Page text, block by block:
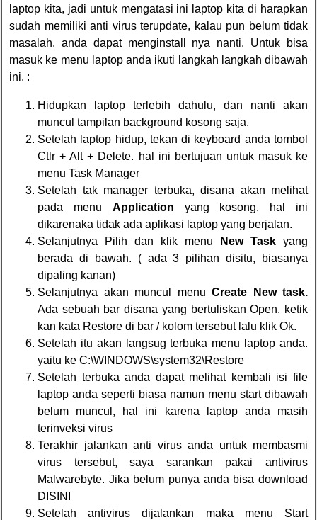
laptop kita, jadi untuk mengatasi ini laptop kita di harapkan
sudah memiliki anti virus terupdate, kalau pun belum tidak
masalah. anda dapat menginstall nya nanti. Untuk bisa
masuk ke menu laptop anda ikuti langkah langkah dibawah
ini. :
Hidupkan laptop terlebih dahulu, dan nanti akan
muncul tampilan background kosong saja.
Setelah laptop hidup, tekan di keyboard anda tombol
Ctlr + Alt + Delete. hal ini bertujuan untuk masuk ke
menu Task Manager
Setelah tak manager terbuka, disana akan melihat
pada menu Application yang kosong. hal ini
dikarenaka tidak ada aplikasi laptop yang berjalan.
Selanjutnya Pilih dan klik menu
New Task yang
berada di bawah. ( ada 3 pilihan disitu, biasanya
dipaling kanan)
Selanjutnya akan muncul menu Create New task.
Ada sebuah bar disana yang bertuliskan Open. ketik
kan kata Restore di bar / kolom tersebut lalu klik Ok.
Setelah itu akan langsug terbuka menu laptop anda.
yaitu ke C:\WINDOWS\system32\Restore
Setelah terbuka anda dapat melihat kembali isi file
laptop anda seperti biasa namun menu start dibawah
belum muncul, hal ini karena laptop anda masih
terinveksi virus
Terakhir jalankan anti virus anda untuk membasmi
virus tersebut, saya sarankan pakai antivirus
Malwarebyte. Jika belum punya anda bisa download
DISINI
Setelah antivirus dijalankan maka menu Start